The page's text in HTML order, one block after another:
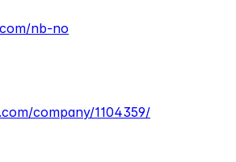
nb-no
company/1104359/